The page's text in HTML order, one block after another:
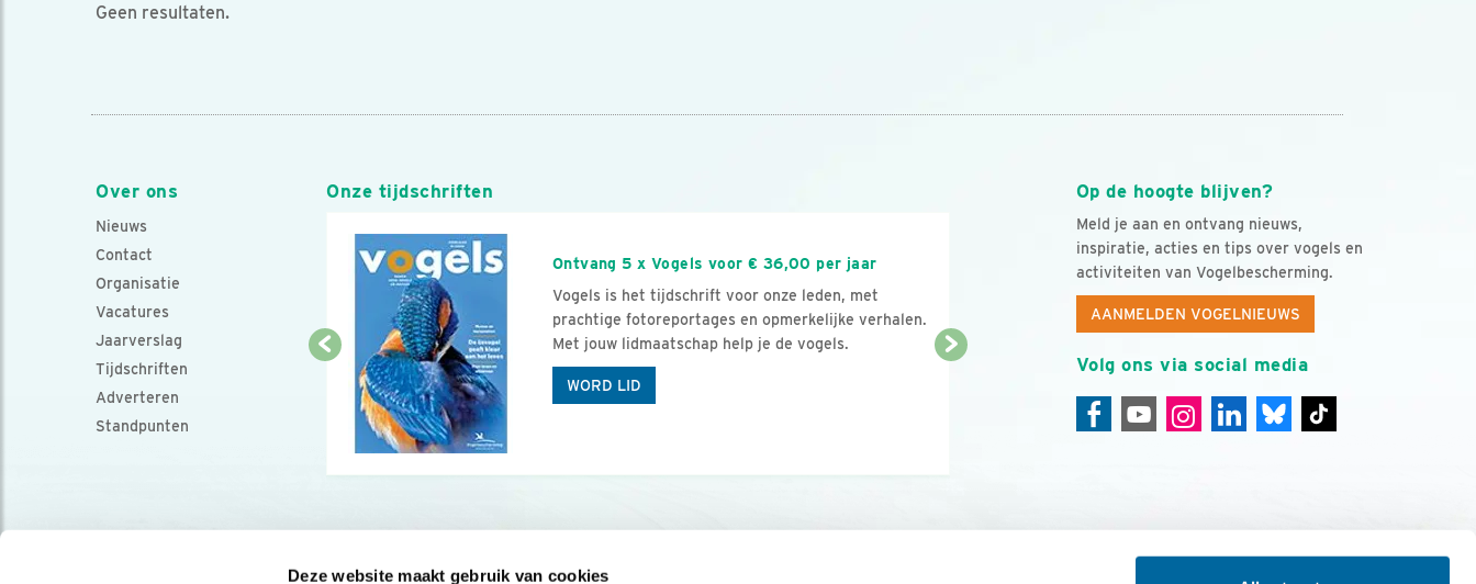
Deze website maakt gebruik van cookies
Geen resultaten.
Over ons
Nieuws
Contact
Organisatie
Vacatures
Jaarverslag
Tijdschriften
Adverteren
Standpunten
Op de hoogte blijven?
Meld je aan en ontvang nieuws,
inspiratie, acties en tips over vogels en
activiteiten van Vogelbescherming.
AANMELDEN VOGELNIEUWS
Volg ons via social media
Onze tijdschriften
Ontvang 5 x Vogels voor € 36,00 per jaar
Vogels is het tijdschrift voor onze leden, met
prachtige fotoreportages en opmerkelijke verhalen.
Met jouw lidmaatschap help je de vogels.
WORD LID